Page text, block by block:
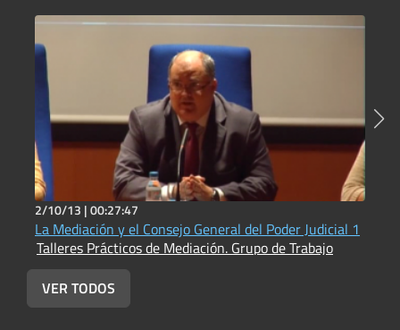
2/10/13 |00:27:47
La Mediación y el Consejo General del Poder Judicial 1
Talleres Prácticos de Mediación. Grupo de Trabajo
VER TODOS